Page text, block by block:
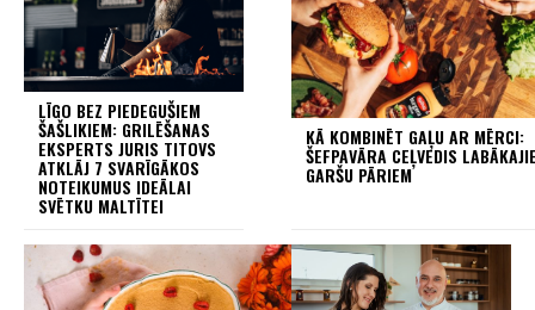
LĪGO BEZ PIEDEGUŠIEM
ŠAŠLIKIEM: GRILĒŠANAS
EKSPERTS JURIS TITOVS
ATKLĀJ 7 SVARĪGĀKOS
NOTEIKUMUS IDEĀLAI
SVĒTKU MALTĪTEI
KĀ KOMBINĒT GAĻU AR MĒRCI:
ŠEFPAVĀRA CEĻVEDIS
GARŠU PĀRIEM